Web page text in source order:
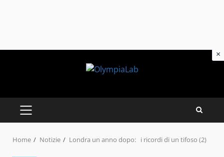
PRIMARY
MENU
Home Notizie Londra un anno dopo: i ricordi di un tifoso (2)
×